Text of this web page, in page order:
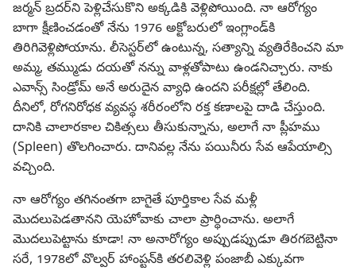
జర్మన్‌ బ్రదర్‌ని పెళ్లిచేసుకొని అక్కడికి వెళ్లిపోయింది. నా ఆరోగ్యం
బాగా క్షీణించడంతో నేను 1976 అక్టోబరులో ఇంగ్లాండ్‌కి
తిరిగివెళ్లిపోయాను. లీసెస్టర్‌లో ఉంటున్న, సత్యాన్ని వ్యతిరేకించని మా
అమ్మ, తమ్ముడు దయతో నన్ను వాళ్లతోపాటు ఉండనిచ్చారు. నాకు
ఎవాన్స్‌ సిండ్రోమ్‌ అనే అరుదైన వ్యాధి ఉందని పరీక్షల్లో తేలింది.
దీనిలో, రోగనిరోధక వ్యవస్థ శరీరంలోని రక్త కణాలపై దాడి చేస్తుంది.
దానికి చాలారకాల చికిత్సలు తీసుకున్నాను, అలాగే నా ప్లీహము
(Spleen) తొలగించారు. దానివల్ల నేను పయినీరు సేవ ఆపేయాల్సి
వచ్చింది.
నా ఆరోగ్యం తగినంతగా బాగైతే పూర్తికాల సేవ మళ్లీ
మొదలుపెడతానని యెహోవాకు చాలా ప్రార్థించాను. అలాగే
మొదలుపెట్టాను కూడా! నా అనారోగ్యం అప్పుడప్పుడూ తిరగబెట్టినా
సరే, 1978లో వొల్వర్‌ హాంప్టన్‌కి తరలివెళ్లి పంజాబీ ఎక్కువగా